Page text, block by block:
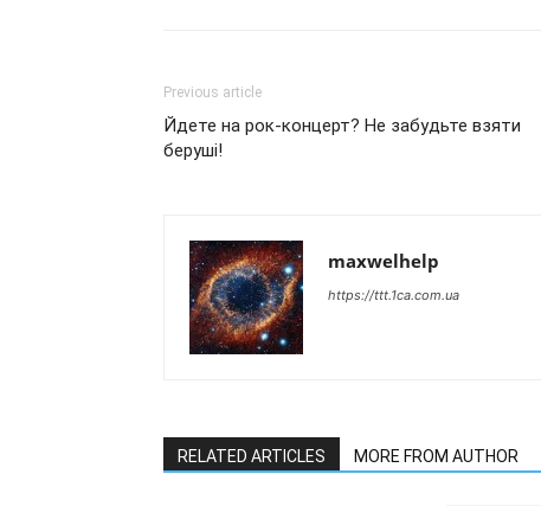
Previous article
Йдете на рок-концерт? Не забудьте взяти
беруші!
maxwelhelp
https://ttt.1ca.com.ua
RELATED ARTICLES MORE FROM AUTHOR